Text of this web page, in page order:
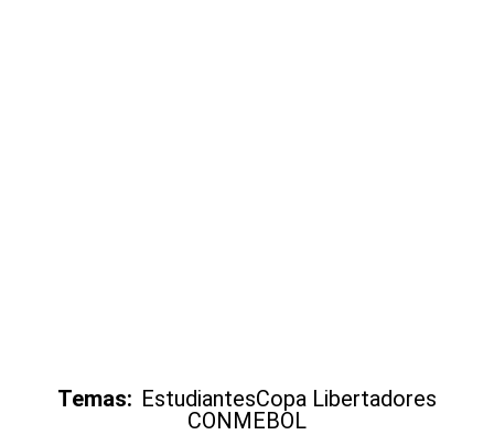
Temas: EstudiantesCopa Libertadores
CONMEBOL